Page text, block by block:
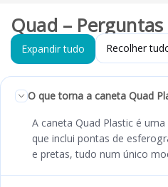
Quad –
Expandir tudo Recolher
O que torna a caneta Quad
A caneta Quad Plastic é
que inclui pontas de
e pretas, tudo num único